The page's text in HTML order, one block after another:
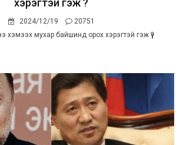
хэрэгтэй гэж үү?
2024/12/19
20751
хэмээх мухар байшинд орох хэрэгтэй гэж үү?